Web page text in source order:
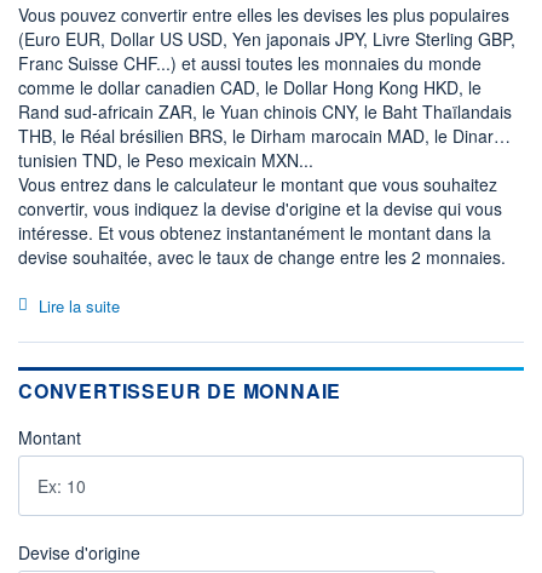
Vous pouvez convertir entre elles les devises les plus populaires
(Euro EUR, Dollar US USD, Yen japonais JPY, Livre Sterling GBP,
Franc Suisse CHF...) et aussi toutes les monnaies du monde
comme le dollar canadien CAD, le Dollar Hong Kong HKD, le
Rand sud-africain ZAR, le Yuan chinois CNY, le Baht Thaïlandais
THB, le Réal brésilien BRS, le Dirham marocain MAD, le Dinar
tunisien TND, le Peso mexicain MXN...
Vous entrez dans le calculateur le montant que vous souhaitez
convertir, vous indiquez la devise d'origine et la devise qui vous
intéresse. Et vous obtenez instantanément le montant dans la
devise souhaitée, avec le taux de change entre les 2 monnaies.
Lire la suite
CONVERTISSEUR DE MONNAIE
Montant
Devise d'origine